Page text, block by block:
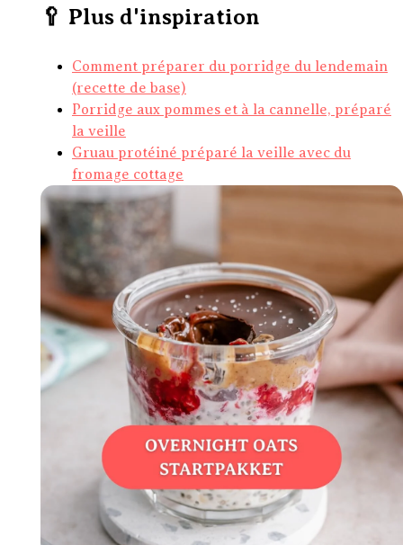
🥄 Plus d'inspiration
Comment préparer du porridge du lendemain
(recette de base)
Porridge aux pommes et à la cannelle, préparé
la veille
Gruau protéiné préparé la veille avec du
fromage cottage